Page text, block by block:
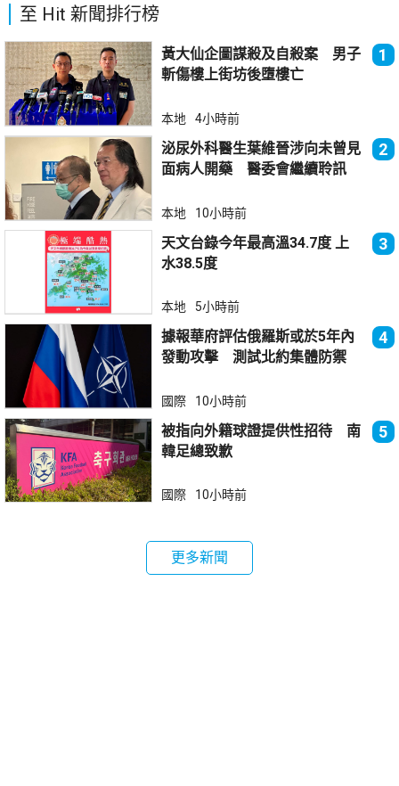
至 Hit 新聞排行榜
黃大仙企圖謀殺及自殺案 男子
斬傷樓上街坊後墮樓亡
1
本地 4小時前
泌尿外科醫生葉維晉涉向未曾見
面病人開藥 醫委會繼續聆訊
2
本地 10小時前
天文台錄今年最高溫34.7度 上
水38.5度
3
本地 5小時前
據報華府評估俄羅斯或於5年內
發動攻擊 測試北約集體防禦
4
國際 10小時前
被指向外籍球證提供性招待 南
韓足總致歉
5
國際 10小時前
更多新聞